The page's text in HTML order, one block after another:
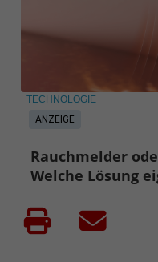
ANZEIGE
TECHNOLOGIE
Rauchmelder
Welche Lösung